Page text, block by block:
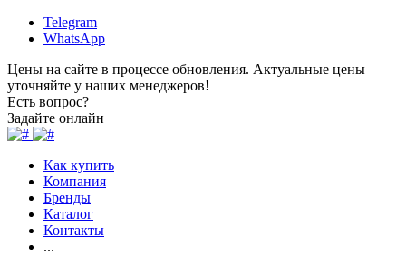
Telegram
WhatsApp
Цены на сайте в процессе обновления. Актуальные цены
уточняйте у наших менеджеров!
Есть вопрос?
Задайте онлайн
Как купить
Компания
Бренды
Каталог
Контакты
...